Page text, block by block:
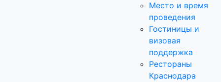
Место и время
проведения
Гостиницы и
визовая
поддержка
Рестораны
Краснодара